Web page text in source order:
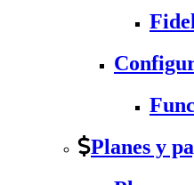
Planes y